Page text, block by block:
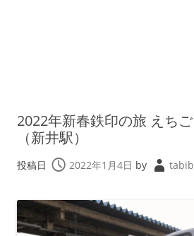
2022年新春鉄印の旅 えち
（新井駅）
投稿日 2022年1月4日 by